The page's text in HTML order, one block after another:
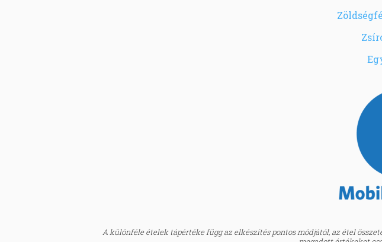
A különféle ételek tápértéke függ az elkészítés pontos módjától, az étel